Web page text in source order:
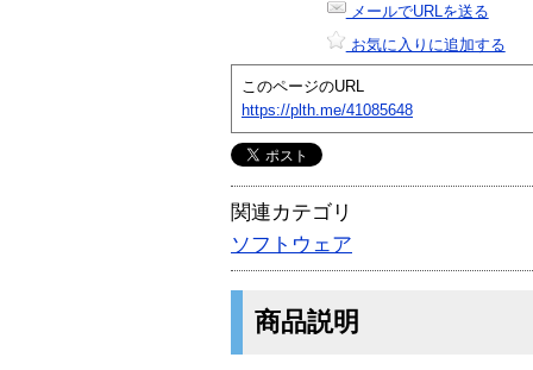
メールでURLを送る
お気に入りに追加する
このページのURL
https://plth.me/41085648
関連カテゴリ
ソフトウェア
商品説明